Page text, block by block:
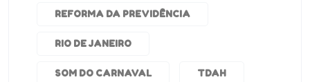
REFORMA DA PREVIDÊNCIA
RIO DE JANEIRO
SOM DO CARNAVAL TDAH